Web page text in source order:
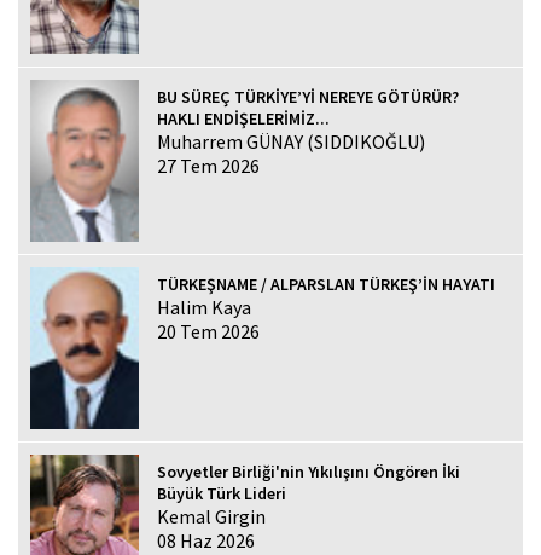
BU SÜREÇ TÜRKİYE’Yİ NEREYE GÖTÜRÜR?
HAKLI ENDİŞELERİMİZ...
Muharrem GÜNAY (SIDDIKOĞLU)
27 Tem 2026
TÜRKEŞNAME / ALPARSLAN TÜRKEŞ’İN HAYATI
Halim Kaya
20 Tem 2026
Sovyetler Birliği'nin Yıkılışını Öngören İki
Büyük Türk Lideri
Kemal Girgin
08 Haz 2026